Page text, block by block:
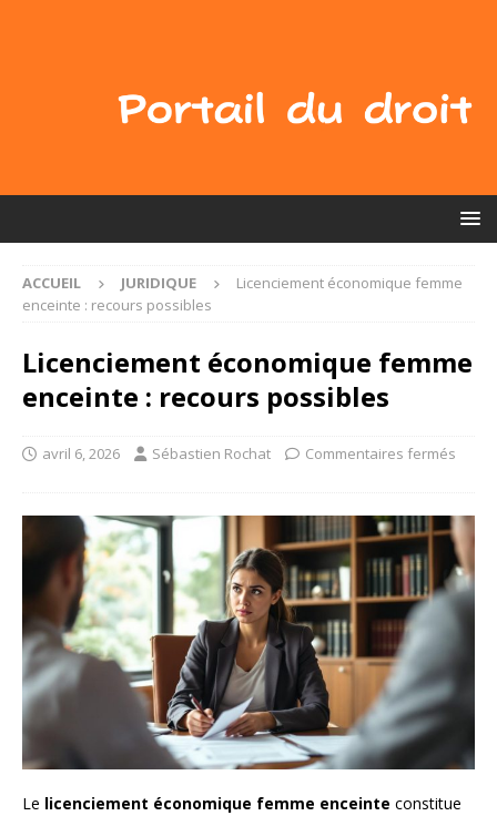
ACCUEIL JURIDIQUE
Licenciement économique femme
enceinte : recours possibles
Licenciement économique femme
enceinte : recours possibles
avril 6, 2026 Sébastien Rochat Commentaires fermés
Le licenciement économique femme enceinte constitue